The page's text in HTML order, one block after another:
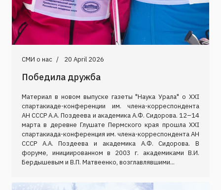
СМИ о нас 20 April 2026
Победила дружба
Материал в новом выпуске газеты "Наука Урала" о XXI
спартакиаде-конференции им. члена-корреспондента
АН СССР А.А. Поздеева и академика А.Ф. Сидорова. 12–14
марта в деревне Глушате Пермского края прошла XXI
спартакиада-конференция им. члена-корреспондента АН
СССР А.А. Поздеева и академика А.Ф. Сидорова. В
форуме, инициированном в 2003 г. академиками В.И.
Бердышевым и В.П. Матвеенко, возглавлявшими...